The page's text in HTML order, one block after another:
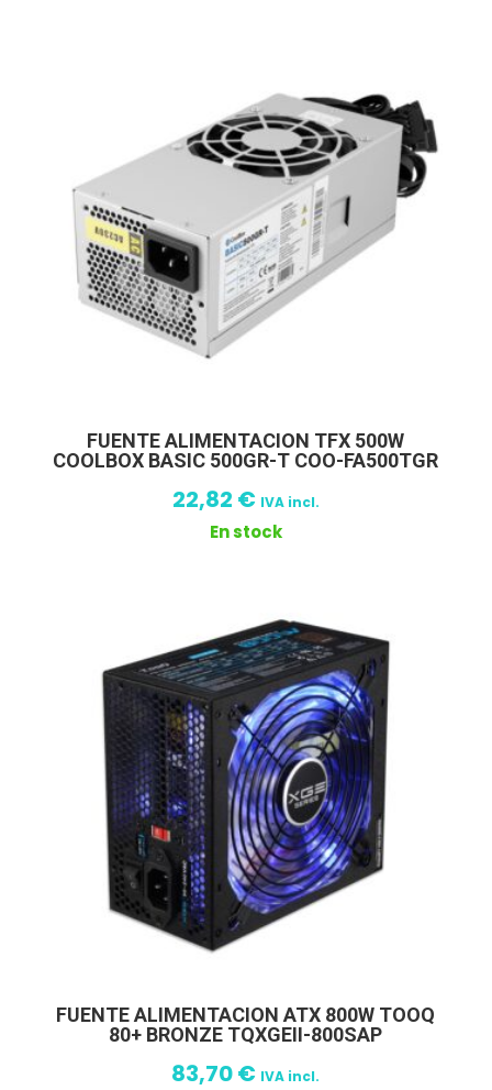
FUENTE ALIMENTACION TFX 500W
COOLBOX BASIC 500GR-T COO-FA500TGR
22,82 € IVA incl.
En stock
FUENTE ALIMENTACION ATX 800W TOOQ
80+ BRONZE TQXGEII-800SAP
83,70€ IVA incl.